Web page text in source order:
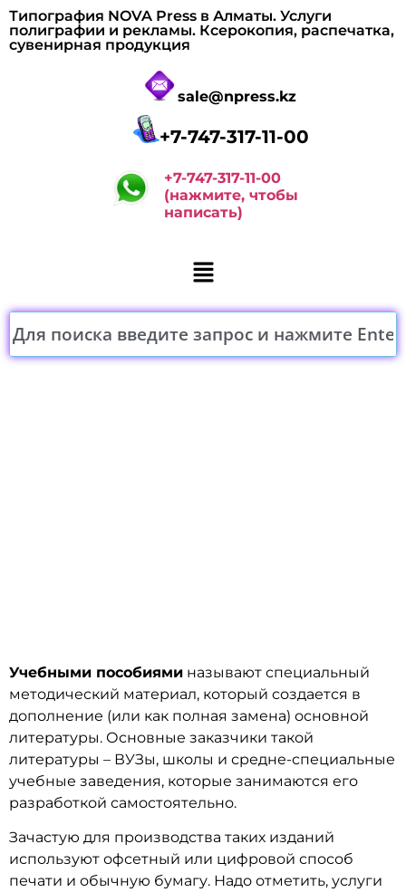
Типография NOVA Press в Алматы. Услуги
полиграфии и рекламы. Ксерокопия, распечатка,
сувенирная продукция
sale@npress.kz
+7-747-317-11-00
+7-747-317-11-00
(нажмите, чтобы
написать)
Учебными пособиями называют специальный
методический материал, который создается в
дополнение (или как полная замена) основной
литературы. Основные заказчики такой
литературы – ВУЗы, школы и средне-специальные
учебные заведения, которые занимаются его
разработкой самостоятельно.
Зачастую для производства таких изданий
используют офсетный или цифровой способ
печати и обычную бумагу. Надо отметить, услуги